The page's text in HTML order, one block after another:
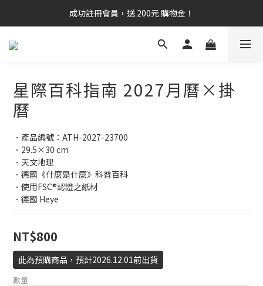
成功註冊會員，送 200元 購物金！
星際百科指南 2027月曆×掛
曆
．產品編號：ATH-2027-23700
．29.5×30 cm
．天文地理
．德國《什麼是什麼》科普百科
．使用FSC®認證之紙材
．德國 Heye
NT$800
此為預購商品，預計2026.12.01前出貨
數量